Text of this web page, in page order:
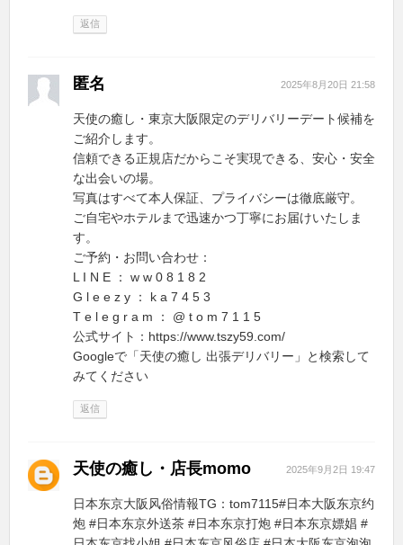
返信
匿名 2025年8月20日 21:58
天使の癒し・東京大阪限定のデリバリーデート候補を
ご紹介します。
信頼できる正規店だからこそ実現できる、安心・安全
な出会いの場。
写真はすべて本人保証、プライバシーは徹底厳守。
ご自宅やホテルまで迅速かつ丁寧にお届けいたしま
す。
ご予約・お問い合わせ：
L I N E ： w w 0 8 1 8 2
G l e e z y ： k a 7 4 5 3
T e l e g r a m ： @ t o m 7 1 1 5
公式サイト：https://www.tszy59.com/
Googleで「天使の癒し 出張デリバリー」と検索して
みてください
返信
天使の癒し・店長momo 2025年9月2日 19:47
日本东京大阪风俗情報TG：tom7115#日本大阪东京约
炮 #日本东京外送茶 #日本东京打炮 #日本东京嫖娼 #